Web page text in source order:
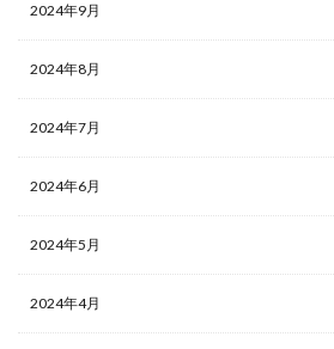
2024年9月
2024年8月
2024年7月
2024年6月
2024年5月
2024年4月